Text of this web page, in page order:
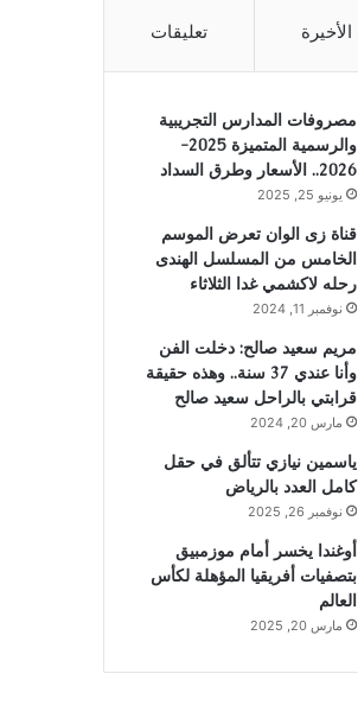
الأخيرة تعليقات
مصروفات المدارس التجريبية
والرسمية المتميزة 2025-
2026.. الأسعار وطرق السداد
يونيو 25, 2025
قناة زى الوان تعرض الموسم
الخامس من المسلسل الهندى
رحله لاكشمي غدا الثلاثاء
نوفمبر 11, 2024
مريم سعيد صالح: دخلت الفن
وأنا عندي 37 سنة.. وهذه حقيقة
قرابتي بالراحل سعيد صالح
مارس 20, 2024
ياسمين نيازي تتألق في حقل
كامل العدد بالرياض
نوفمبر 26, 2025
أوغندا يخسر أمام موزمبيق
بتصفيات أفريقيا المؤهلة لكأس
العالم
مارس 20, 2025